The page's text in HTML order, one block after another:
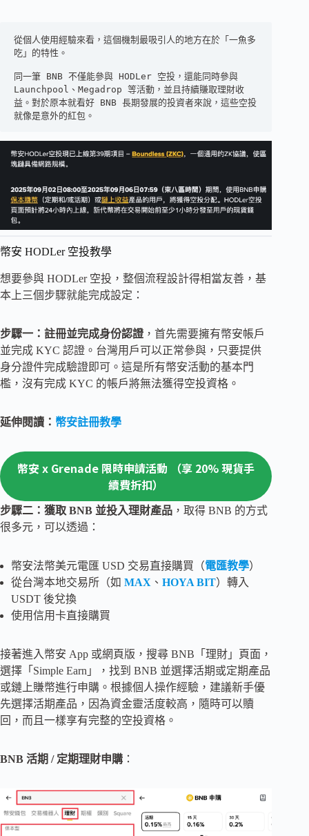
從個人使用經驗來看，這個機制最吸引人的地方在於「一魚多
吃」的特性。
同一筆 BNB 不僅能參與 HODLer 空投，還能同時參與
Launchpool、Megadrop 等活動，並且持續賺取理財收
益。對於原本就看好 BNB 長期發展的投資者來說，這些空投
就像是意外的紅包。
幣安 HODLer 空投教學
想要參與 HODLer 空投，整個流程設計得相當友善，基
本上三個步驟就能完成設定：
步驟一：註冊並完成身份認證 ，首先需要擁有幣安帳戶
並完成 KYC 認證。台灣用戶可以正常參與，只要提供
身分證件完成驗證即可。這是所有幣安活動的基本門
檻，沒有完成 KYC 的帳戶將無法獲得空投資格。
延伸閱讀： 幣安註冊教學
幣安 x Grenade 限時申請活動 （享 20% 現貨手
續費折扣）
步驟二：獲取 BNB 並投入理財產品 ，取得 BNB 的方式
很多元，可以透過：
幣安法幣美元電匯 USD 交易直接購買（電匯教學）
從台灣本地交易所（如 MAX 、 HOYA BIT）轉入
USDT 後兌換
使用信用卡直接購買
接著進入幣安 App 或網頁版，搜尋 BNB「理財」頁面，
選擇「Simple Earn」，找到 BNB 並選擇活期或定期產品
或鏈上賺幣進行申購。根據個人操作經驗，建議新手優
先選擇活期產品，因為資金靈活度較高，隨時可以贖
回，而且一樣享有完整的空投資格。
BNB 活期 / 定期理財申購 ：